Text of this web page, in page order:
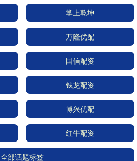
掌上乾坤
万隆优配
国信配资
钱龙配资
博兴优配
红牛配资
全部话题标签